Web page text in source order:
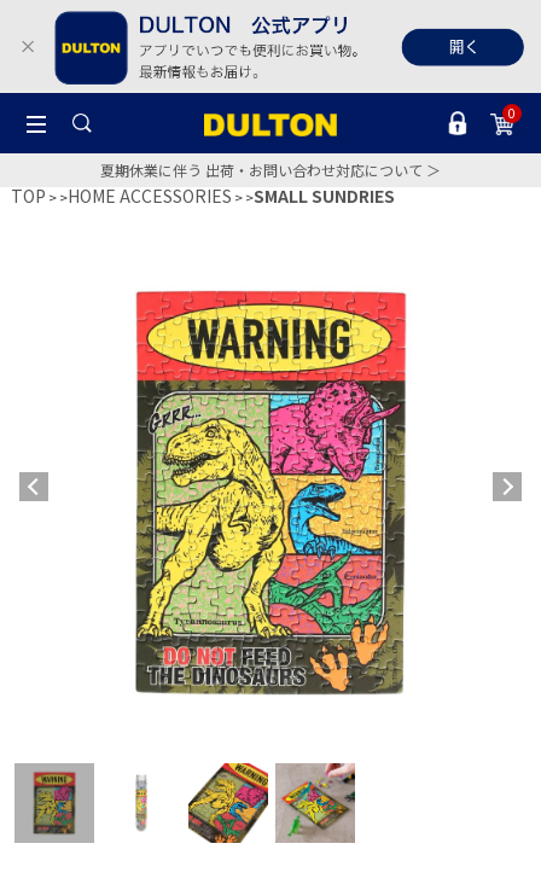
0
夏期休業に伴う 出荷・お問い合わせ対応について ＞
TOP >HOME ACCESSORIES >SMALL SUNDRIES